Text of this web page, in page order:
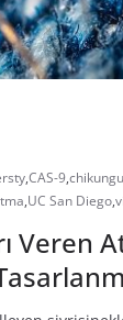
,CAS-9,
,UC San Diego,
Veren